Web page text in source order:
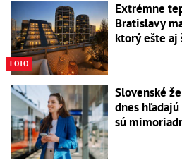
FOTO
Extrémne
Bratislavy
ktorý ešte aj
Slovenské
dnes
sú